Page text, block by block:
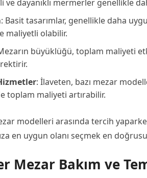
ve dayanıklı mermerler genellikle
: Basit tasarımlar, genellikle daha
maliyetli olabilir.
büyüklüğü, toplam maliyeti
: İlaveten, bazı mezar
toplam maliyeti artırabilir.
modelleri arasında tercih
en uygun olanı seçmek en
Mezar Bakım ve